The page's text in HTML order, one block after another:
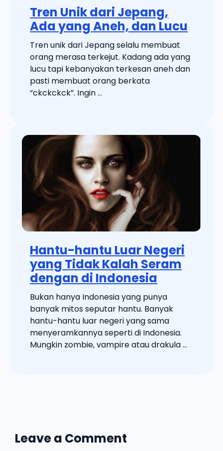
Tren Unik dari Jepang,
Ada yang Aneh, dan Lucu
Tren unik dari Jepang selalu membuat
orang merasa terkejut. Kadang ada yang
lucu tapi kebanyakan terkesan aneh dan
pasti membuat orang berkata
“ckckckck”. Ingin ...
Hantu-hantu Luar Negeri
yang Tidak Kalah Seram
dengan di Indonesia
Bukan hanya Indonesia yang punya
banyak mitos seputar hantu. Banyak
hantu-hantu luar negeri yang sama
menyeramkannya seperti di Indonesia.
Mungkin zombie, vampire atau drakula ...
Leave a Comment